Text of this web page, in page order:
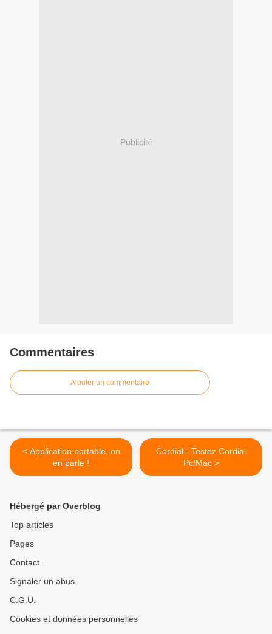
Publicité
Commentaires
Ajouter un commentaire
< Application portable, on
en parle !
Cordial - Testez Cordial
Pc/Mac >
Hébergé par Overblog
Top articles
Pages
Contact
Signaler un abus
C.G.U.
Cookies et données personnelles